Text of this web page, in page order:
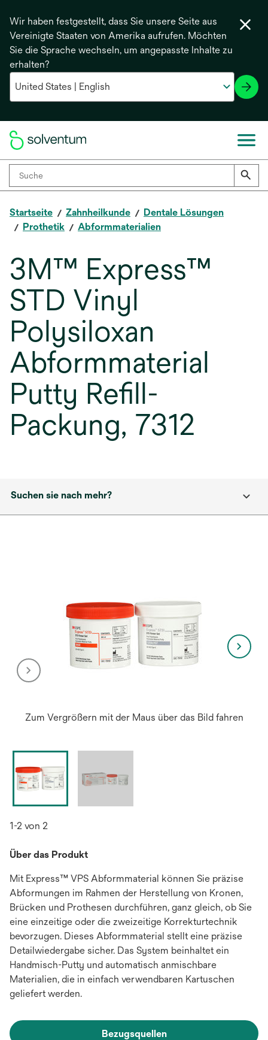
Wir haben festgestellt, dass Sie unsere Seite aus
Vereinigte Staaten von Amerika aufrufen. Möchten
Sie die Sprache wechseln, um angepasste Inhalte zu
erhalten?
Startseite Zahnheilkunde
Dentale Lösungen
Prothetik
Abformmaterialien
3M™ Express™
STD Vinyl
Polysiloxan
Abformmaterial
Putty Refill-
Packung, 7312
Suchen sie nach mehr?
Zum Vergrößern mit der Maus über das Bild fahren
1-2 von 2
Über das Produkt
Mit Express™ VPS Abformmaterial können Sie präzise
Abformungen im Rahmen der Herstellung von Kronen,
Brücken und Prothesen durchführen, ganz gleich, ob Sie
eine einzeitige oder die zweizeitige Korrekturtechnik
bevorzugen. Dieses Abformmaterial stellt eine präzise
Detailwiedergabe sicher. Das System beinhaltet ein
Handmisch-Putty und automatisch anmischbare
Materialien, die in einfach verwendbaren Kartuschen
geliefert werden.
Bezugsquellen